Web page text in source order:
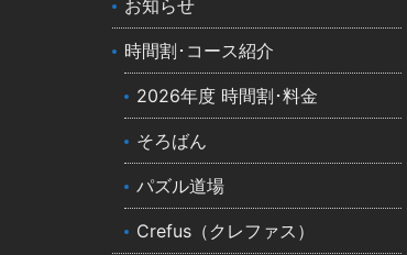
お知らせ
時間割･コース紹介
2026年度 時間割･料金
そろばん
パズル道場
Crefus（クレファス）